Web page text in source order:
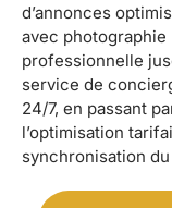
d’annonces
avec photographie
professionnelle
service de
24/7, en passant
l’optimisation
synchronisation du
que vous
pleinement de votre temps
libre, l’esprit
avec des